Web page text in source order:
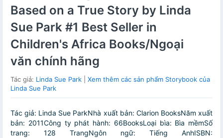
Based on a True Story by Linda
Sue Park #1 Best Seller in
Children's Africa Books/Ngoại
văn chính hãng
Tác giả: Linda Sue Park
Xem thêm các sản phẩm Storybook của
Linda Sue Park
Tác giả: Linda Sue ParkNhà xuất bản: Clarion BooksNăm xuất
bản: 2011Công ty phát hành: 66BooksLoại bìa: Bìa mềmSố
trang: 128 TrangNgôn ngữ: Tiếng AnhISBN: